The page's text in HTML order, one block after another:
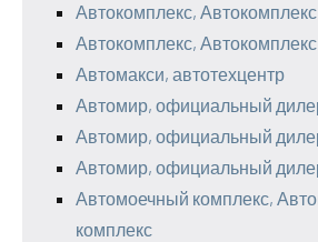
Автокомплекс, Автокомплекс
Автокомплекс, Автокомплекс
Автомакси, автотехцентр
Автомир, официальный
Автомир, официальный
Автомир, официальный
Автомоечный комплекс,
комплекс